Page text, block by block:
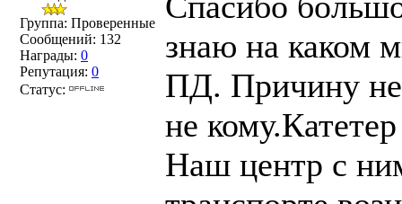
Группа: Проверенные
Сообщений: 132
Награды: 0
Репутация: 0
Статус:
знаю на каком
ПД. Причину
не
Наш центр с